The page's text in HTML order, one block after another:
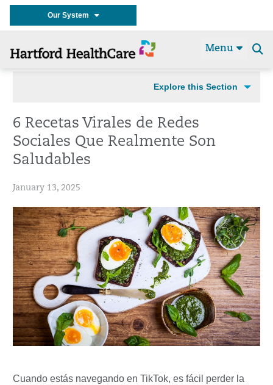
Our System
Menu
Explore this Section
6 Recetas Virales de Redes
Sociales Que Realmente Son
Saludables
January 13, 2025
Cuando estás navegando en TikTok, es fácil perder la